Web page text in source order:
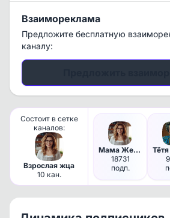
Взаимореклама
Предложите бесплатную
каналу:
Состоит в сетке
каналов:
Взрослая жца
10 кан.
Мама Жена Хозяйка | Женский ж…
18731
подп.